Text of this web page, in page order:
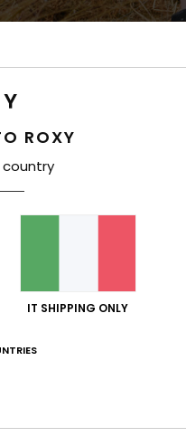
ROXY
IT SHIPPING ONLY